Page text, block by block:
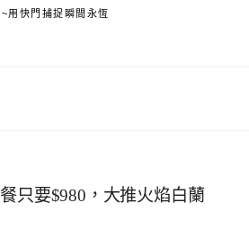
用快門捕捉瞬間永恆
只要$980，大推火焰白蘭